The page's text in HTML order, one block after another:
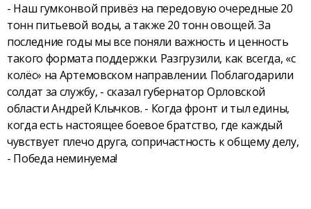
- Наш гумконвой привёз на передовую очередные 20
тонн питьевой воды, а также 20 тонн овощей. За
последние годы мы все поняли важность и ценность
такого формата поддержки. Разгрузили, как всегда, «с
колёс» на Артемовском направлении. Поблагодарили
солдат за службу, - сказал губернатор Орловской
области Андрей Клычков. - Когда фронт и тыл едины,
когда есть настоящее боевое братство, где каждый
чувствует плечо друга, сопричастность к общему делу,
- Победа неминуема!